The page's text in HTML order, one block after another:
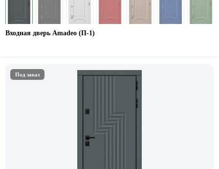
Входная дверь Amadeo (П-1)
Под заказ